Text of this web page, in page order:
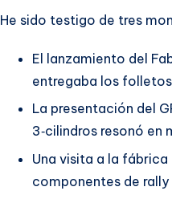
He sido testigo de tres
El lanzamiento del
entregaba los
La presentación del
3‑cilindros resonó en
Una visita a la
componentes de